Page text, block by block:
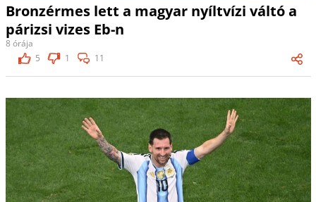
Bronzérmes lett a magyar nyíltvízi váltó a
párizsi vizes Eb-n
8 órája
5
1 11